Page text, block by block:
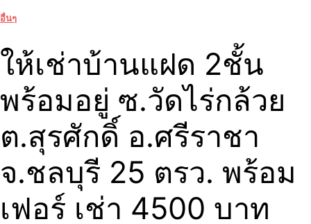
อื่นๆ
ให้เช่าบ้านแฝด 2ชั้น
พร้อมอยู่ ซ.วัดไร่กล้วย
ต.สุรศักดิ์ อ.ศรีราชา
จ.ชลบุรี 25 ตรว. พร้อม
เฟอร์ เช่า 4500 บาท